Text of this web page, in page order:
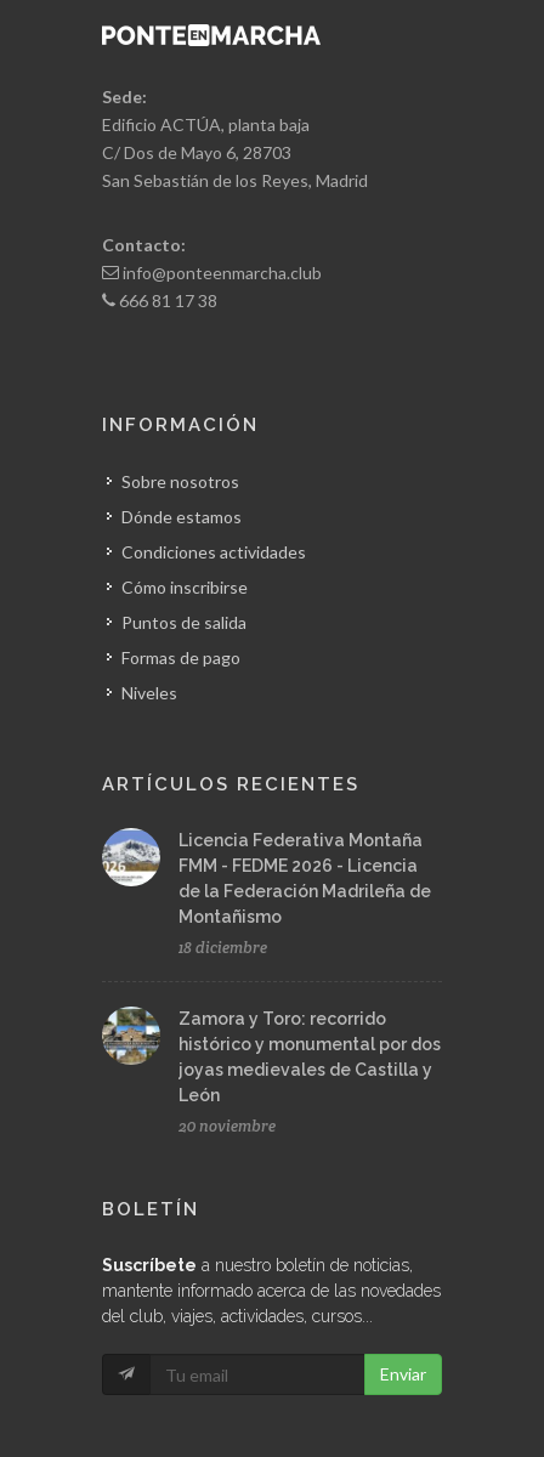
Sede:
Edificio ACTÚA, planta baja
C/ Dos de Mayo 6, 28703
San Sebastián de los Reyes, Madrid
Contacto:
info@ponteenmarcha.club
666 81 17 38
INFORMACIÓN
Sobre nosotros
Dónde estamos
Condiciones actividades
Cómo inscribirse
Puntos de salida
Formas de pago
Niveles
ARTÍCULOS RECIENTES
Licencia Federativa Montaña
FMM - FEDME 2026 - Licencia
de la Federación Madrileña de
Montañismo
18 diciembre
Zamora y Toro: recorrido
histórico y monumental por dos
joyas medievales de Castilla y
León
20 noviembre
BOLETÍN
Suscríbete a nuestro boletín de noticias,
mantente informado acerca de las novedades
del club, viajes, actividades, cursos...
Enviar